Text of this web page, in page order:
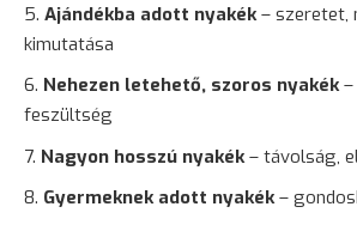
Ajándékba adott nyakék– szeretet,
kimutatása
Nehezen letehető, szoros nyakék–
feszültség
Nagyon hosszú nyakék– távolság,
Gyermeknek adott nyakék–